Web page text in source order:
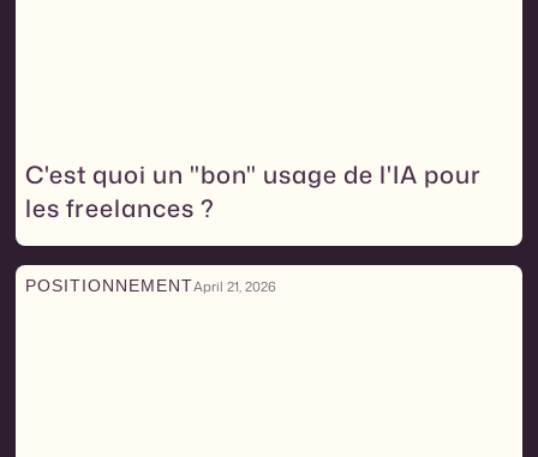
C'est quoi un "bon" usage de l'IA pour
les freelances ?
POSITIONNEMENTApril 21, 2026